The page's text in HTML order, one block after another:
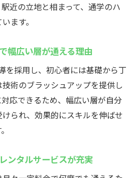
近の立地と相まって、通学のハ
ます。
幅広い層が通える理由
を採用し、初心者には基礎から丁
術のブラッシュアップを提供し
応できるため、幅広い層が自分
られ、効果的にスキルを伸ばせ
ンタルサービスが充実